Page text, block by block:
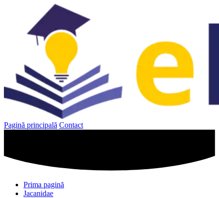
Pagină principală Contact
Prima pagină
Jacanidae